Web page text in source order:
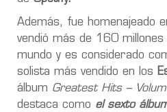
Además, fue homenajeado
vendió más de 160 millones
mundo y es considerado
solista más vendido en los
álbum Greatest Hits –
destaca como el sexto